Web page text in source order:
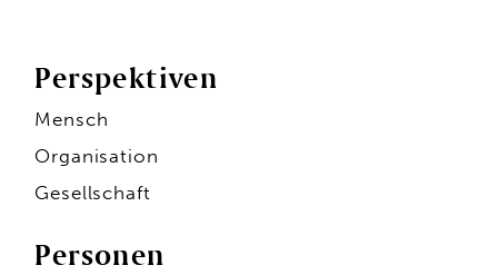
Perspektiven
Mensch
Organisation
Gesellschaft
Personen